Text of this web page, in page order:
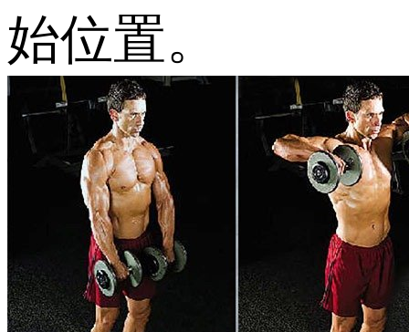
始位置。